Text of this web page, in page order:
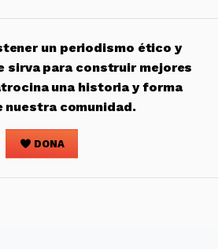
un periodismo ético y
sirva para construir mejores
una historia y forma
nuestra comunidad.
DONA